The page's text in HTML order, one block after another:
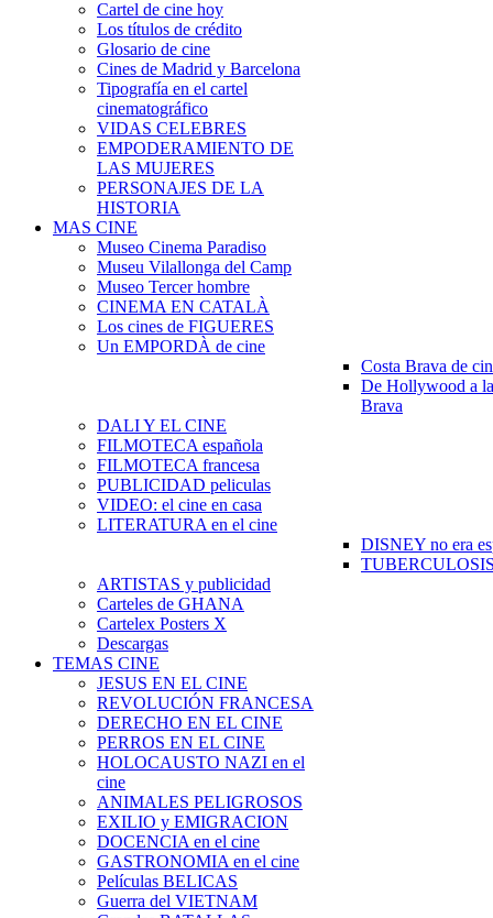
Cartel de cine hoy
Los títulos de crédito
Glosario de cine
Cines de Madrid y Barcelona
Tipografía en el cartel
cinematográfico
VIDAS CELEBRES
EMPODERAMIENTO DE
LAS MUJERES
PERSONAJES DE LA
HISTORIA
MAS CINE
Museo Cinema Paradiso
Museu Vilallonga del Camp
Museo Tercer hombre
CINEMA EN CATALÀ
Los cines de FIGUERES
Un EMPORDÀ de cine
Costa Brava de
De Hollywood a
Brava
DALI Y EL CINE
FILMOTECA española
FILMOTECA francesa
PUBLICIDAD peliculas
VIDEO: el cine en casa
LITERATURA en el cine
DISNEY no era
ARTISTAS y publicidad
Carteles de GHANA
Cartelex Posters X
Descargas
TEMAS CINE
JESUS EN EL CINE
REVOLUCIÓN FRANCESA
DERECHO EN EL CINE
PERROS EN EL CINE
HOLOCAUSTO NAZI en el
cine
ANIMALES PELIGROSOS
EXILIO y EMIGRACION
DOCENCIA en el cine
GASTRONOMIA en el cine
Películas BELICAS
Guerra del VIETNAM